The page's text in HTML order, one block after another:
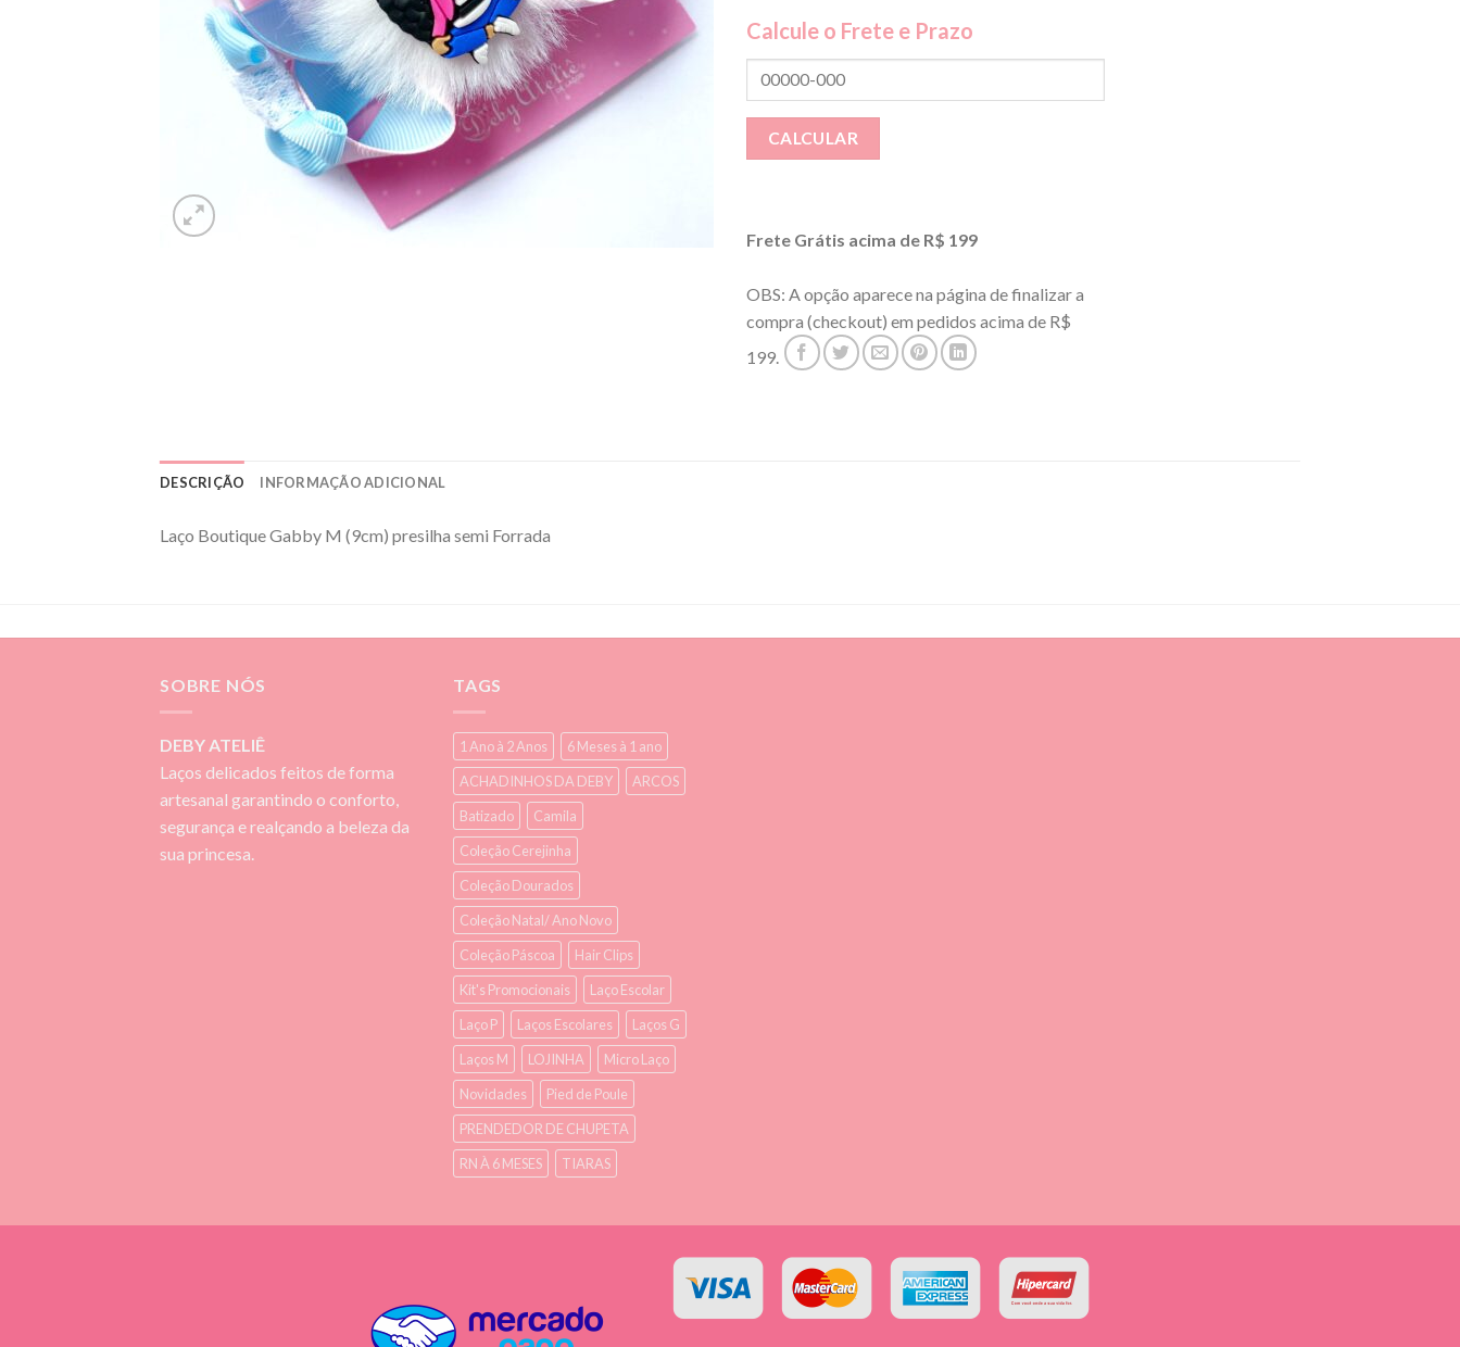
Calcule o Frete e Prazo
Frete Grátis acima de R$ 199
OBS: A opção aparece na página de finalizar a
compra (checkout) em pedidos acima de R$
199.
DESCRIÇÃO INFORMAÇÃO ADICIONAL
Laço Boutique Gabby M (9cm) presilha semi Forrada
SOBRE NÓS
DEBY ATELIÊ
Laços delicados feitos de forma
artesanal garantindo o conforto,
segurança e realçando a beleza da
sua princesa.
TAGS
1 Ano à 2 Anos
6 Meses à 1 ano
ACHADINHOS DA DEBY
ARCOS
Batizado
Camila
Coleção Cerejinha
Coleção Dourados
Coleção Natal/ Ano Novo
Coleção Páscoa
Hair Clips
Kit's Promocionais
Laço Escolar
Laço P
Laços Escolares
Laços G
Laços M
LOJINHA
Micro Laço
Novidades
Pied de Poule
PRENDEDOR DE CHUPETA
RN À 6 MESES
TIARAS